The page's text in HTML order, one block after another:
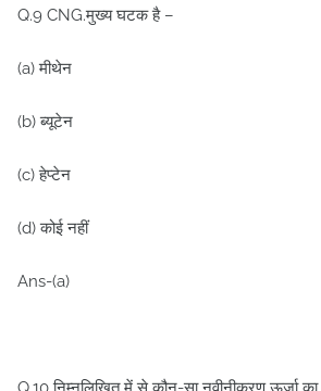
Q.9 CNG.मुख्य घटक है –
(a) मीथेन
(b) ब्यूटेन
(c) हेप्टेन
(d) कोई नहीं
Ans-(a)